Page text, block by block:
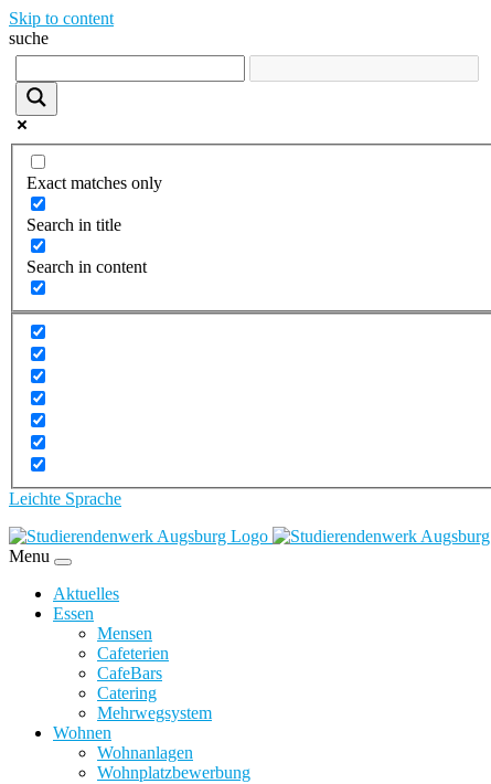
Skip to content
suche
Exact matches only
Search in title
Search in content
Leichte Sprache
Menu
Aktuelles
Essen
Mensen
Cafeterien
CafeBars
Catering
Mehrwegsystem
Wohnen
Wohnanlagen
Wohnplatzbewerbung